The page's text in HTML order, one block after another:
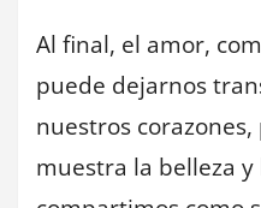
Al final, el amor,
puede dejarnos
nuestros
muestra la belleza